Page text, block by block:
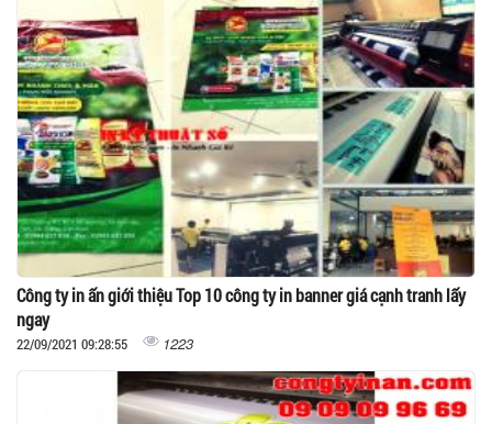
Công ty in ấn giới thiệu Top 10 công ty in banner giá cạnh tranh lấy
ngay
22/09/2021 09:28:55 1223